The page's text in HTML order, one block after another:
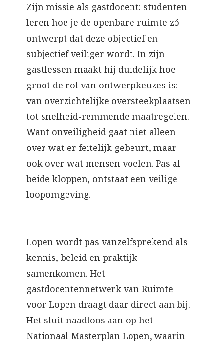
Zijn missie als gastdocent: studenten
leren hoe je de openbare ruimte zó
ontwerpt dat deze objectief en
subjectief veiliger wordt. In zijn
gastlessen maakt hij duidelijk hoe
groot de rol van ontwerpkeuzes is:
van overzichtelijke oversteekplaatsen
tot snelheid-remmende maatregelen.
Want onveiligheid gaat niet alleen
over wat er feitelijk gebeurt, maar
ook over wat mensen voelen. Pas al
beide kloppen, ontstaat een veilige
loopomgeving.
Lopen wordt pas vanzelfsprekend als
kennis, beleid en praktijk
samenkomen. Het
gastdocentennetwerk van Ruimte
voor Lopen draagt daar direct aan bij.
Het sluit naadloos aan op het
Nationaal Masterplan Lopen, waarin